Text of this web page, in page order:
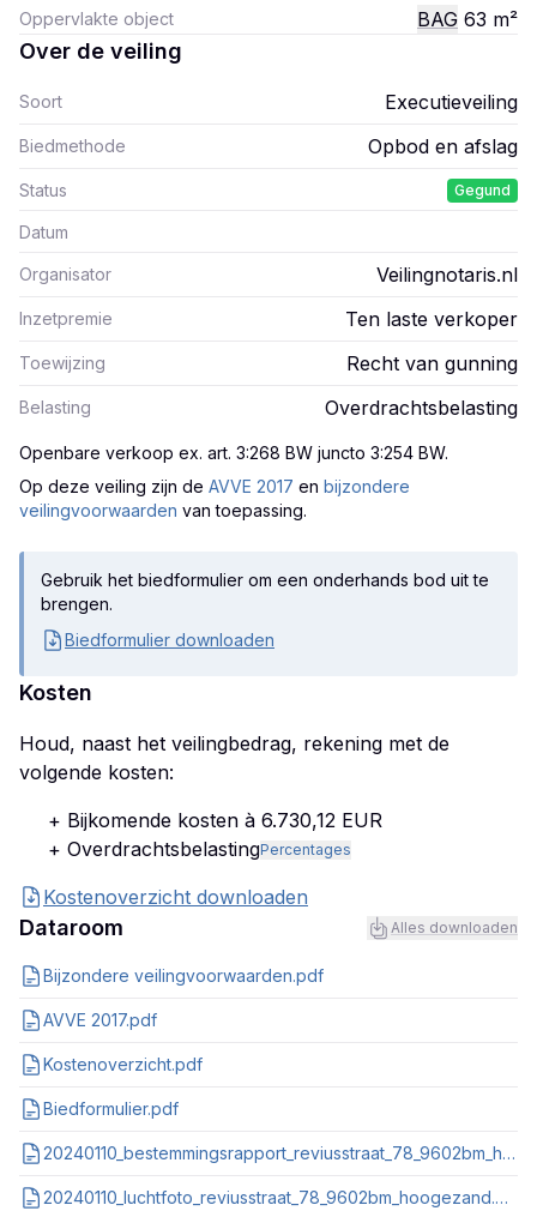
Oppervlakte object BAG 63 m²
Over de veiling
Soort Executieveiling
Biedmethode Opbod en afslag
Status Gegund
Datum
Organisator Veilingnotaris.nl
Inzetpremie Ten laste verkoper
Toewijzing Recht van gunning
Belasting Overdrachtsbelasting
Openbare verkoop ex. art. 3:268 BW juncto 3:254 BW.
Op deze veiling zijn de AVVE 2017 en bijzondere
veilingvoorwaarden van toepassing.
Gebruik het biedformulier om een onderhands bod uit te
brengen.
Biedformulier downloaden
Kosten
Houd, naast het veilingbedrag, rekening met de
volgende kosten:
+ Bijkomende kosten à 6.730,12 EUR
+ OverdrachtsbelastingPercentages
Kostenoverzicht downloaden
Dataroom Alles downloaden
Bijzondere veilingvoorwaarden.pdf
AVVE 2017.pdf
Kostenoverzicht.pdf
Biedformulier.pdf
20240110_bestemmingsrapport_reviusstraat_78_9602bm_hoogezand_nl_imro_0018_bp096woongebieden_31va.pdf
20240110_luchtfoto_reviusstraat_78_9602bm_hoogezand.pdf